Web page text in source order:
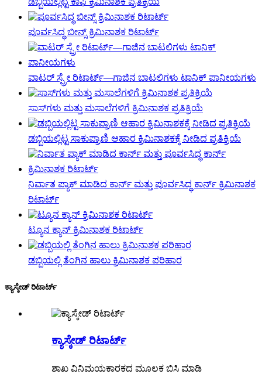
ಪೂರ್ವಸಿದ್ಧ ಬೀನ್ಸ್ ಕ್ರಿಮಿನಾಶಕ ರಿಟಾರ್ಟ್
ವಾಟರ್ ಸ್ಪ್ರೇ ರಿಟಾರ್ಟ್—ಗಾಜಿನ ಬಾಟಲಿಗಳು ಟಾನಿಕ್ ಪಾನೀಯಗಳು
ಸಾಸ್‌ಗಳು ಮತ್ತು ಮಸಾಲೆಗಳಿಗೆ ಕ್ರಿಮಿನಾಶಕ ಪ್ರತಿಕ್ರಿಯೆ
ಡಬ್ಬಿಯಲ್ಲಿಟ್ಟ ಸಾಕುಪ್ರಾಣಿ ಆಹಾರ ಕ್ರಿಮಿನಾಶಕಕ್ಕೆ ನೀಡಿದ ಪ್ರತಿಕ್ರಿಯೆ
ನಿರ್ವಾತ ಪ್ಯಾಕ್ ಮಾಡಿದ ಕಾರ್ನ್ ಮತ್ತು ಪೂರ್ವಸಿದ್ಧ ಕಾರ್ನ್ ಕ್ರಿಮಿನಾಶಕ
ರಿಟಾರ್ಟ್
ಟ್ಯೂನ ಕ್ಯಾನ್ ಕ್ರಿಮಿನಾಶಕ ರಿಟಾರ್ಟ್
ಡಬ್ಬಿಯಲ್ಲಿ ತೆಂಗಿನ ಹಾಲು ಕ್ರಿಮಿನಾಶಕ ಪರಿಹಾರ
ಕ್ಯಾಸ್ಕೇಡ್ ರಿಟಾರ್ಟ್
ಕ್ಯಾಸ್ಕೇಡ್ ರಿಟಾರ್ಟ್
ಶಾಖ ವಿನಿಮಯಕಾರಕದ ಮೂಲಕ ಬಿಸಿ ಮಾಡಿ